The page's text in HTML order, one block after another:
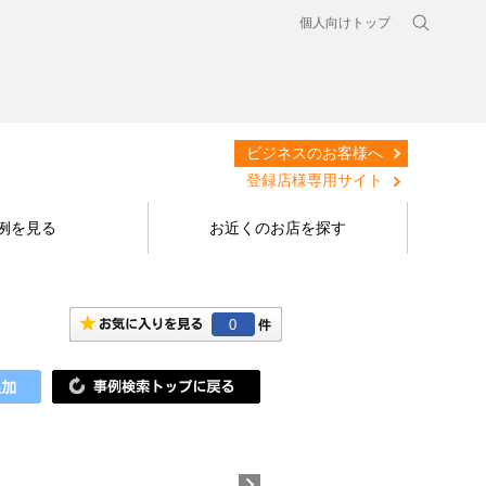
個人向けトップ
ビジネスのお客様へ
登録店様専用サイト
を見る お近くのお店を探す
0